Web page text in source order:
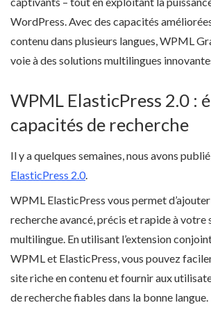
WordPress. Avec des capacités
contenu dans plusieurs langues, WPML
voie à des solutions multilingues
WPML ElasticPress 2.0 :
capacités de recherche
Il y a quelques semaines, nous avons publié
ElasticPress 2.0.
WPML ElasticPress vous permet
recherche avancé, précis et rapide à votre
multilingue. En utilisant l’extension
WPML et ElasticPress, vous pouvez
site riche en contenu et fournir aux
de recherche fiables dans la bonne langue.